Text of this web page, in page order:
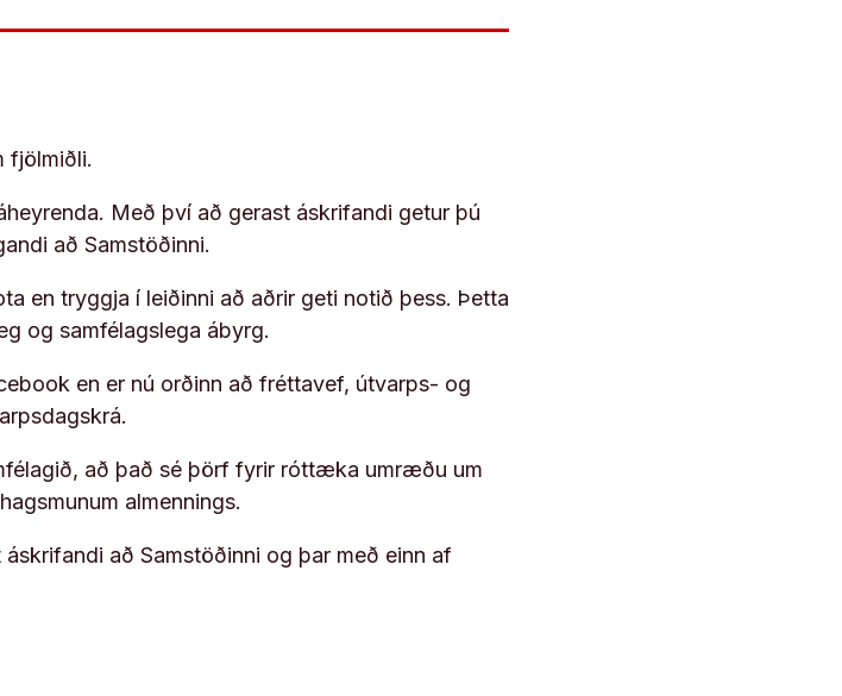
fjölmiðli.
Með því að gerast áskrifandi getur þú
að Samstöðinni.
en tryggja í leiðinni að aðrir geti notið þess. Þetta
og samfélagslega ábyrg.
en er nú orðinn að fréttavef, útvarps- og
að það sé þörf fyrir róttæka umræðu um
almennings.
að Samstöðinni og þar með einn af